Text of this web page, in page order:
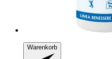
Warenkorb